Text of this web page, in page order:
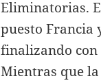
Eliminatorias.
puesto Francia
finalizando con
Mientras que